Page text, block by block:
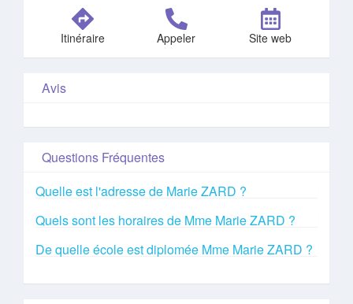
Itinéraire Appeler Site web
Avis
Questions Fréquentes
Quelle est l'adresse de Marie ZARD ?
Quels sont les horaires de Mme Marie ZARD ?
De quelle école est diplomée Mme Marie ZARD ?